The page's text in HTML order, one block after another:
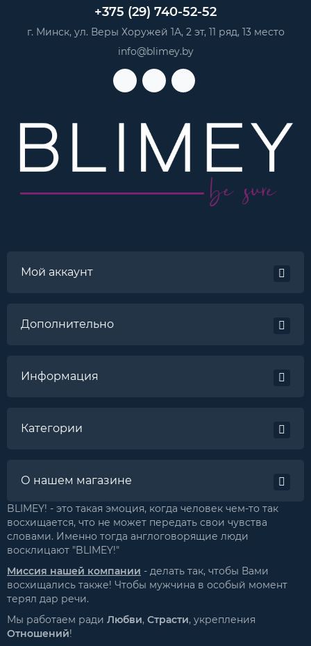
+375 (29) 740-52-52
г. Минск, ул. Веры Хоружей 1А, 2 эт, 11 ряд, 13 место
info@blimey.by
Мой аккаунт
Дополнительно
Информация
Категории
О нашем магазине
BLIMEY! - это такая эмоция, когда человек чем-то так
восхищается, что не может передать свои чувства
словами. Именно тогда англоговорящие люди
восклицают "BLIMEY!"
Миссия нашей компании - делать так, чтобы Вами
восхищались также! Чтобы мужчина в особый момент
терял дар речи.
Мы работаем ради Любви, Страсти, укрепления
Отношений!